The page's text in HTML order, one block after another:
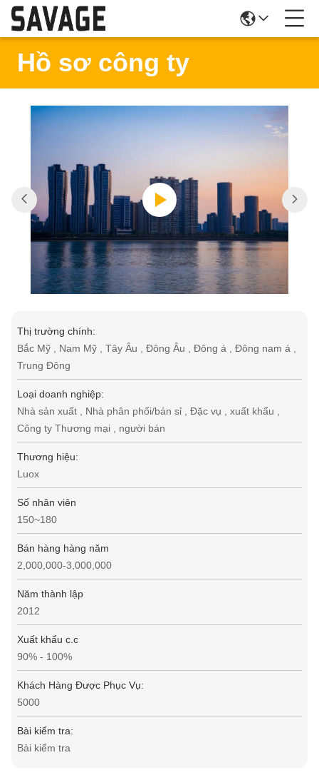
Hồ sơ công ty
Thị trường chính:
Bắc Mỹ , Nam Mỹ , Tây Âu , Đông Âu , Đông á , Đông nam á ,
Trung Đông
Loại doanh nghiệp:
Nhà sản xuất , Nhà phân phối/bán sỉ , Đặc vụ , xuất khẩu ,
Công ty Thương mại , người bán
Thương hiệu:
Luox
Số nhân viên
150~180
Bán hàng hàng năm
2,000,000-3,000,000
Năm thành lập
2012
Xuất khẩu c.c
90% - 100%
Khách Hàng Được Phục Vụ:
5000
Bài kiểm tra:
Bài kiểm tra